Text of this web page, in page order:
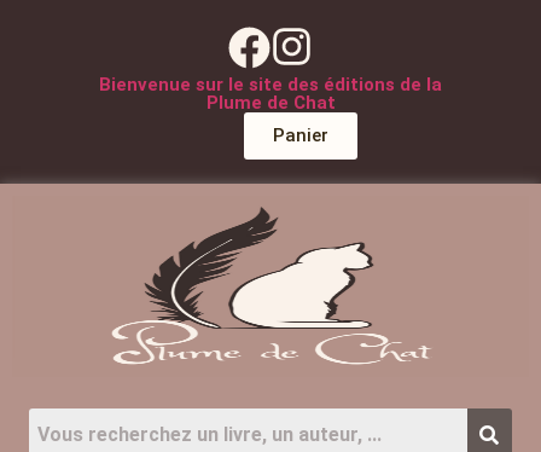
Bienvenue sur le site des éditions de la
Plume de Chat
Panier